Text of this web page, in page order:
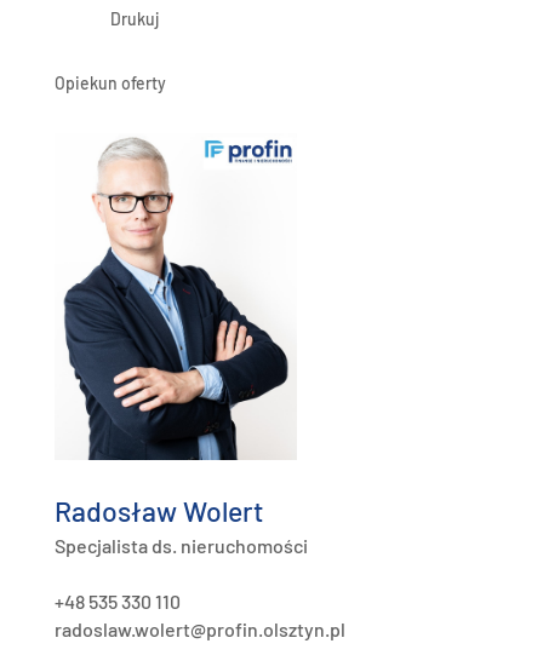
Drukuj
Opiekun oferty
Radosław Wolert
Specjalista ds. nieruchomości
+48 535 330 110
radoslaw.wolert@profin.olsztyn.pl